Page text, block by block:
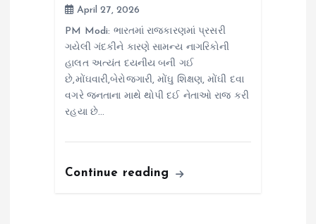
April 27, 2026
PM Modi: ભારતમાં રાજકારણમાં પ્રસરી
ગયેલી ગંદકીને કારણે સામન્ય નાગરિકોની
હાલત અત્યંત દયનીય બની ગઈ
છે,મોંઘવારી,બેરોજગારી, મોંઘુ શિક્ષણ, મોંઘી દવા
વગરે જનતાના માથે થોપી દઈ નેતાઓ રાજ કરી
રહયા છે…
Continue reading